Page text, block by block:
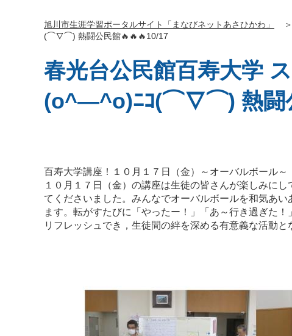
旭川市生涯学習ポータルサイト「まなびネットあさひかわ」 ＞
(⌒∇⌒) 熱闘公民館🔥🔥🔥10/17
春光台公民館百寿大学
(o^―^o)ﾆｺ(⌒∇⌒) 熱闘
百寿大学講座！１０月１７日（金）～オーバルボール～
１０月１７日（金）の講座は生徒の皆さんが楽しみに
てくださいました。みんなでオーバルボールを和気あ
ます。転がすたびに「やったー！」「あ～行き過ぎた
リフレッシュでき，生徒間の絆を深める有意義な活動と